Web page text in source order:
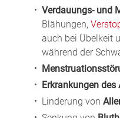
Verdauungs- und
Blähungen,
auch bei Übelkeit
während der
Erkrankungen
Linderung von